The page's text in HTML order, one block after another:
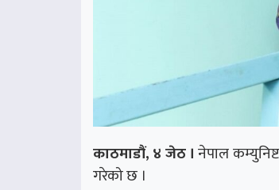
काठमाडौं, ४ जेठ ।नेपाल कम्युनिष्ट
गरेको छ ।